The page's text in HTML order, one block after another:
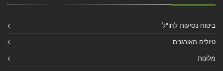
ביטוח נסיעות לחו"ל
טיולים מאורגנים
מלונות